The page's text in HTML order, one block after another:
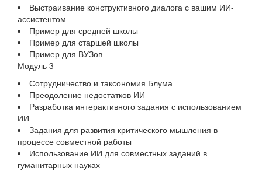
Выстраивание конструктивного диалога с вашим ИИ-
ассистентом
Пример для средней школы
Пример для старшей школы
Пример для ВУЗов
Модуль 3
Сотрудничество и таксономия Блума
Преодоление недостатков ИИ
Разработка интерактивного задания с использованием
ИИ
Задания для развития критического мышления в
процессе совместной работы
Использование ИИ для совместных заданий в
гуманитарных науках